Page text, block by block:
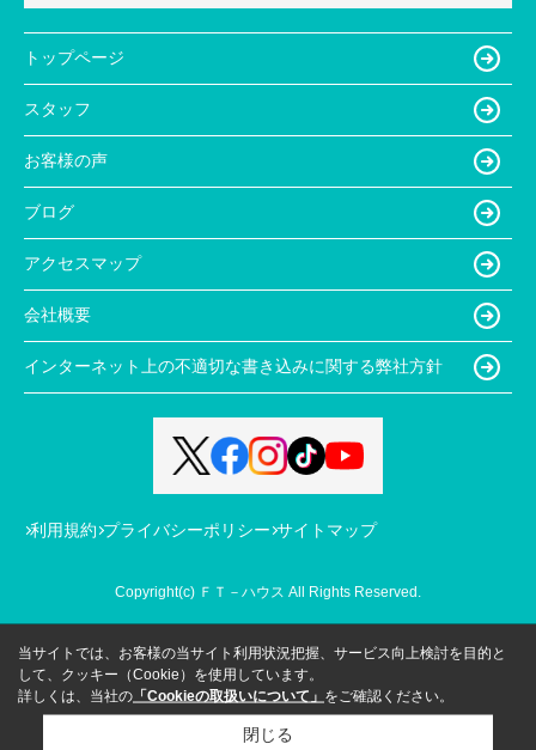
トップページ
スタッフ
お客様の声
ブログ
アクセスマップ
会社概要
インターネット上の不適切な書き込みに関する弊社方針
利用規約 プライバシーポリシー サイトマップ
Copyright(c) ＦＴ－ハウス All Rights Reserved.
当サイトでは、お客様の当サイト利用状況把握、サービス向上検討を目的と
して、クッキー（Cookie）を使用しています。
詳しくは、当社の 「Cookieの取扱いについて」 をご確認ください。
閉じる